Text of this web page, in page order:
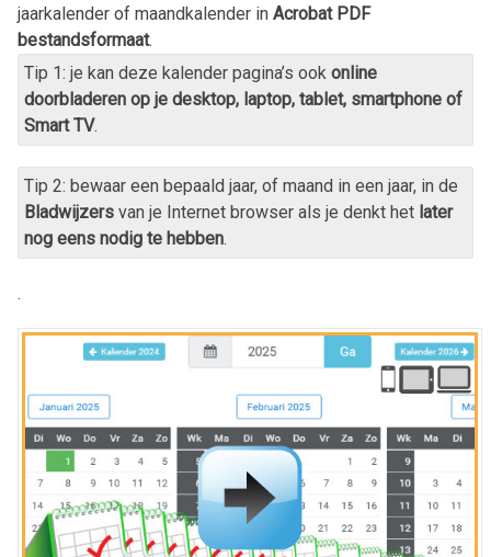
jaarkalender of maandkalender in Acrobat PDF
bestandsformaat.
Tip 1: je kan deze kalender pagina’s ook online
doorbladeren op je desktop, laptop, tablet, smartphone of
Smart TV.
Tip 2: bewaar een bepaald jaar, of maand in een jaar, in de
Bladwijzers van je Internet browser als je denkt het later
nog eens nodig te hebben.
.